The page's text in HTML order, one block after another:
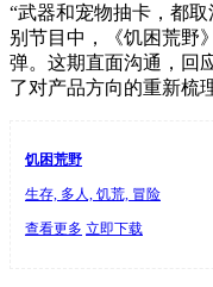
“武器和宠物抽卡，都
别节目中，《饥困荒野
弹。这期直面沟通，回
了对产品方向的重新梳
饥困荒野
生存, 多人, 饥荒, 冒险
查看更多 立即下载